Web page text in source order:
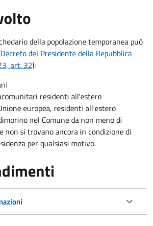
della popolazione temporanea può
Decreto del Presidente della Repubblica
art. 32):
residenti all'estero
europea, residenti all'estero
nel Comune da non meno di
non si trovano ancora in condizione di
per qualsiasi motivo.